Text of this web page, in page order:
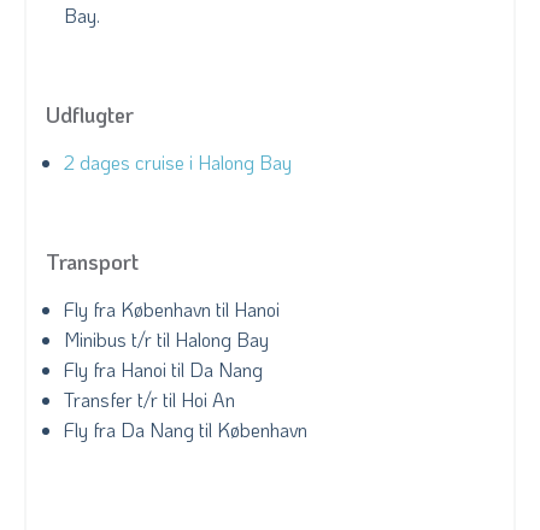
Bay.
Udflugter
2 dages cruise i Halong Bay
Transport
Fly fra København til Hanoi
Minibus t/r til Halong Bay
Fly fra Hanoi til Da Nang
Transfer t/r til Hoi An
Fly fra Da Nang til København